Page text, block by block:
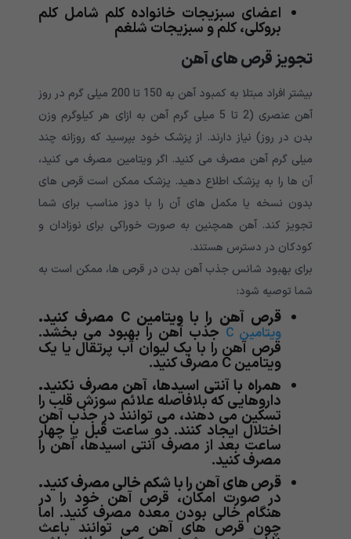
اعضای سبزیجات خانواده کلم شامل کلم
بروکلی، کلم و سبزیجات شلغم
تجویز قرص های آهن
بیشتر افراد مبتلا به کمبود آهن به 150 تا 200 میلی گرم در روز
آهن عنصری (2 تا 5 میلی گرم آهن به ازای هر کیلوگرم وزن
بدن در روز) نیاز دارند. از پزشک خود بپرسید که روزانه چند
میلی گرم آهن مصرف می کنید. اگر ویتامین مصرف می کنید،
آن ها را به پزشک اطلاع دهید. پزشک ممکن است قرص های
بدون نسخه یا مکمل های آن را با دوز مناسب برای شما
تجویز کند. آهن همچنین به صورت خوراکی برای نوزادان و
کودکان در دسترس هستند.
برای بهبود شانس جذب آهن بدن در قرص ها، ممکن است به
شما توصیه شود:
قرص آهن را با ویتامین C مصرف کنید.
ویتامین C جذب آهن را بهبود می بخشد.
قرص آهن را با یک لیوان آب پرتقال یا یک
ویتامین C مصرف کنید.
همراه با آنتی اسیدها، آهن مصرف نکنید.
داروهایی که بلافاصله علائم سوزش قلب را
تسکین می دهند، می توانند در جذب آهن
اختلال ایجاد کنند. دو ساعت قبل یا چهار
ساعت بعد از مصرف آنتی اسیدها، آهن را
مصرف کنید.
قرص های آهن را با شکم خالی مصرف کنید.
در صورت امکان، قرص آهن خود را در
هنگام خالی بودن معده مصرف کنید. اما
چون قرص های آهن می توانند باعث